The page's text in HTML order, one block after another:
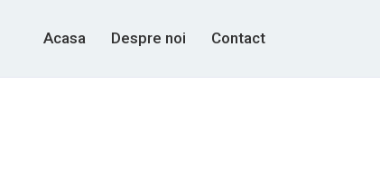
Acasa Despre noi Contact